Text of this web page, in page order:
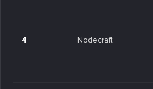
4 Nodecraft